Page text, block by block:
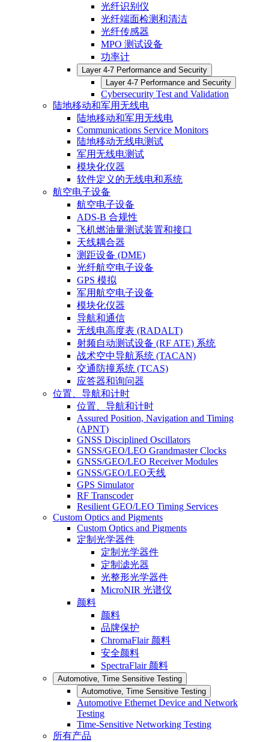
光纤识别仪
光纤端面检测和清洁
光纤传感器
MPO 测试设备
功率计
Layer 4-7 Performance and Security
Layer 4-7 Performance and Security
Cybersecurity Test and Validation
陆地移动和军用无线电
陆地移动和军用无线电
Communications Service Monitors
陆地移动无线电测试
军用无线电测试
模块化仪器
软件定义的无线电和系统
航空电子设备
航空电子设备
ADS-B 合规性
飞机燃油量测试装置和接口
天线耦合器
测距设备 (DME)
光纤航空电子设备
GPS 模拟
军用航空电子设备
模块化仪器
导航和通信
无线电高度表 (RADALT)
射频自动测试设备 (RF ATE) 系统
战术空中导航系统 (TACAN)
交通防撞系统 (TCAS)
应答器和询问器
位置、导航和计时
位置、导航和计时
Assured Position, Navigation and Timing
(APNT)
GNSS Disciplined Oscillators
GNSS/GEO/LEO Grandmaster Clocks
GNSS/GEO/LEO Receiver Modules
GNSS/GEO/LEO天线
GPS Simulator
RF Transcoder
Resilient GEO/LEO Timing Services
Custom Optics and Pigments
Custom Optics and Pigments
定制光学器件
定制光学器件
定制滤光器
光整形光学器件
MicroNIR 光谱仪
颜料
颜料
品牌保护
ChromaFlair 颜料
安全颜料
SpectraFlair 颜料
Automotive, Time Sensitive Testing
Automotive, Time Sensitive Testing
Automotive Ethernet Device and Network
Testing
Time-Sensitive Networking Testing
所有产品